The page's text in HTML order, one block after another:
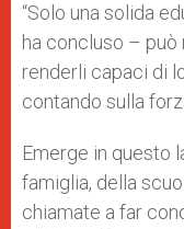
“Solo una solida
ha concluso –
renderli capaci di
contando sulla
Emerge in questo
famiglia, della
chiamate a far